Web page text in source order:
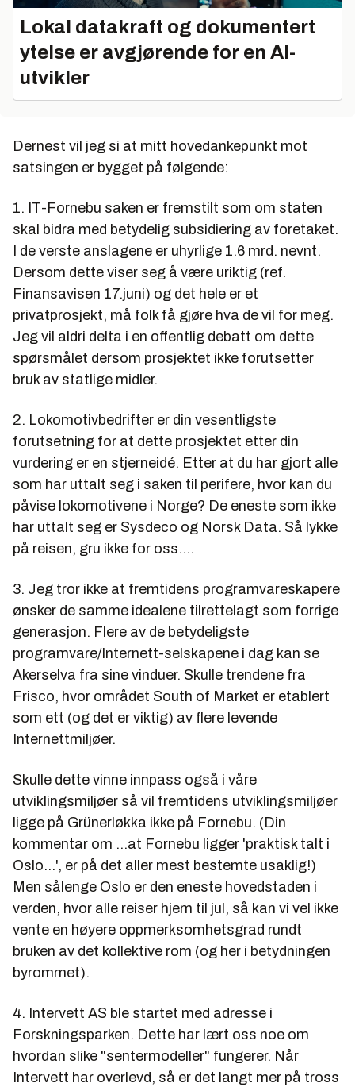
Lokal datakraft og dokumentert
ytelse er avgjørende for en AI-
utvikler
Dernest vil jeg si at mitt hovedankepunkt mot
satsingen er bygget på følgende:
1. IT-Fornebu saken er fremstilt som om staten
skal bidra med betydelig subsidiering av foretaket.
I de verste anslagene er uhyrlige 1.6 mrd. nevnt.
Dersom dette viser seg å være uriktig (ref.
Finansavisen 17.juni) og det hele er et
privatprosjekt, må folk få gjøre hva de vil for meg.
Jeg vil aldri delta i en offentlig debatt om dette
spørsmålet dersom prosjektet ikke forutsetter
bruk av statlige midler.
2. Lokomotivbedrifter er din vesentligste
forutsetning for at dette prosjektet etter din
vurdering er en stjerneidé. Etter at du har gjort alle
som har uttalt seg i saken til perifere, hvor kan du
påvise lokomotivene i Norge? De eneste som ikke
har uttalt seg er Sysdeco og Norsk Data. Så lykke
på reisen, gru ikke for oss....
3. Jeg tror ikke at fremtidens programvareskapere
ønsker de samme idealene tilrettelagt som forrige
generasjon. Flere av de betydeligste
programvare/Internett-selskapene i dag kan se
Akerselva fra sine vinduer. Skulle trendene fra
Frisco, hvor området South of Market er etablert
som ett (og det er viktig) av flere levende
Internettmiljøer.
Skulle dette vinne innpass også i våre
utviklingsmiljøer så vil fremtidens utviklingsmiljøer
ligge på Grünerløkka ikke på Fornebu. (Din
kommentar om ...at Fornebu ligger 'praktisk talt i
Oslo...', er på det aller mest bestemte usaklig!)
Men sålenge Oslo er den eneste hovedstaden i
verden, hvor alle reiser hjem til jul, så kan vi vel ikke
vente en høyere oppmerksomhetsgrad rundt
bruken av det kollektive rom (og her i betydningen
byrommet).
4. Intervett AS ble startet med adresse i
Forskningsparken. Dette har lært oss noe om
hvordan slike "sentermodeller" fungerer. Når
Intervett har overlevd, så er det langt mer på tross